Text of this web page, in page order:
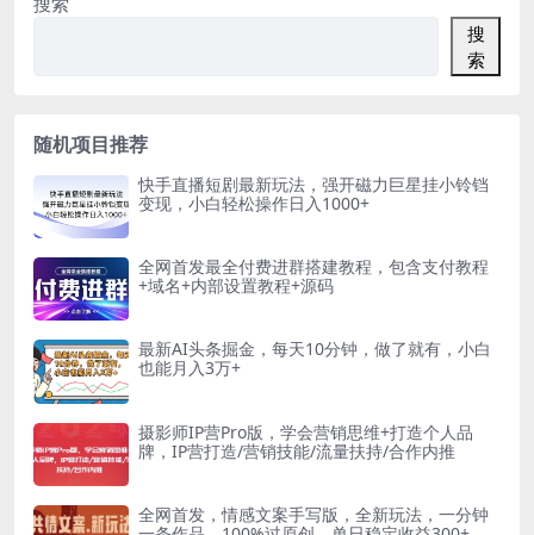
搜
索
随机项目推荐
快手直播短剧最新玩法，强开磁力巨星挂小铃铛
变现，小白轻松操作日入1000+
全网首发最全付费进群搭建教程，包含支付教程
+域名+内部设置教程+源码
最新AI头条掘金，每天10分钟，做了就有，小白
也能月入3万+
摄影师IP营Pro版，学会营销思维+打造个人品
牌，IP营打造/营销技能/流量扶持/合作内推
全网首发，情感文案手写版，全新玩法，一分钟